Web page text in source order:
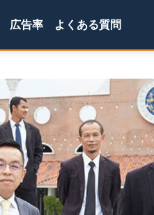
広告率 よくある質問